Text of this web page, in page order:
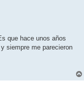
que hace unos años
siempre me parecieron